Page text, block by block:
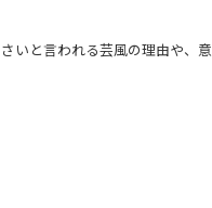
いと言われる芸風の理由や、意